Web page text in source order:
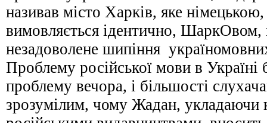
називав місто Харків, яке
вимовляється ідентично,
незадоволене шипіння
Проблему російської мови в Україні
проблему вечора, і більшості
зрозумілим, чому Жадан, укладаючи